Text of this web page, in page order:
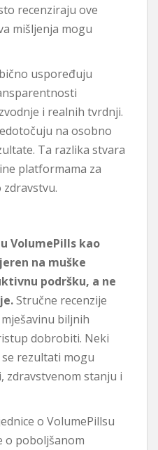
recenziraju ove
mišljenja mogu
uspoređuju
i realnih tvrdnji.
na osobno
Ta razlika stvara
platformama za
zdravstvu.
VolumePills kao
na muške
podršku, a ne
Stručne recenzije
biljnih
dobrobiti. Neki
rezultati mogu
zdravstvenom stanju i
o VolumePillsu
o poboljšanom